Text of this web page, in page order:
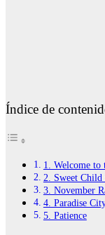
Índice de
1. Welcome to
2. Sweet Child
3. November
4. Paradise
5. Patience